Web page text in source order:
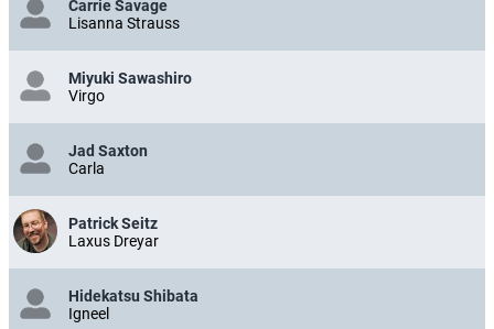
Carrie Savage
Lisanna Strauss
Miyuki Sawashiro
Virgo
Jad Saxton
Carla
Patrick Seitz
Laxus Dreyar
Hidekatsu Shibata
Igneel